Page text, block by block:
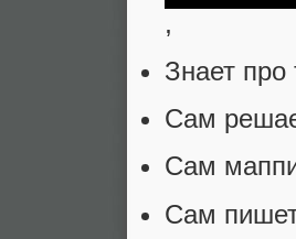
,
Знает про
Сам
Сам
Сам